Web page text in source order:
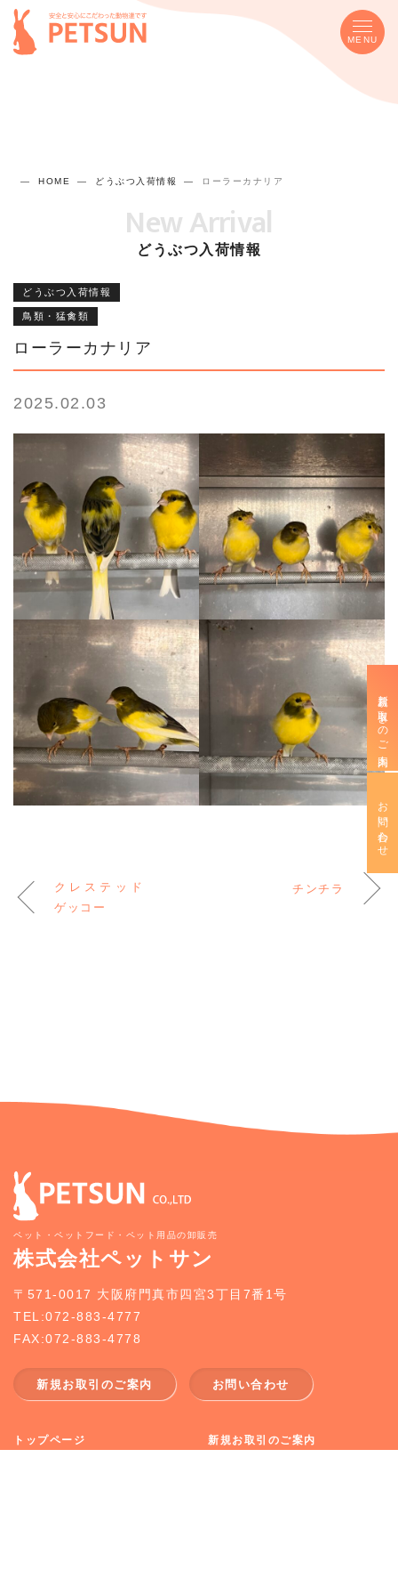
MENU
HOME どうぶつ入荷情報 ローラーカナリア
New Arrival
どうぶつ入荷情報
どうぶつ入荷情報
鳥類・猛禽類
ローラーカナリア
2025.02.03
クレステッド
ゲッコー
チンチラ
ペット・ペットフード・ペット用品の卸販売
株式会社ペットサン
〒571-0017 大阪府門真市四宮3丁目7番1号
TEL:072-883-4777
FAX:072-883-4778
新規お取引のご案内 お問い合わせ
トップページ 新規お取引のご案内
新規お取引きのご案内
お問い合わせ